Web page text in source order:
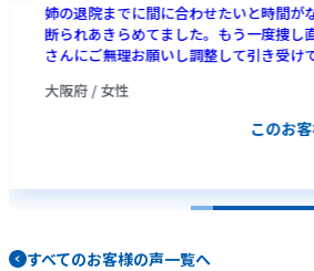
姉の退院までに間に合わせたいと時間が
断られあきらめてました。もう一度捜し
さんにご無理お願いし調整して引き受け
りピカピカ。とてもきれいにになりまし
願いしておけば・・・と。その上、お安
かりました。 今度は我家もおそうじ本
大阪府 / 女性
このお
すべてのお客様の声一覧へ